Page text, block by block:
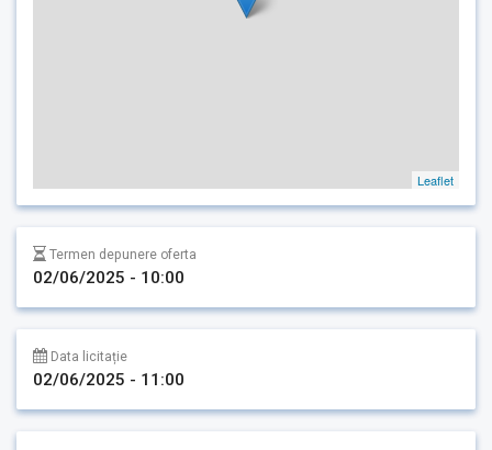
Leaflet
Termen depunere oferta
02/06/2025 - 10:00
Data licitație
02/06/2025 - 11:00